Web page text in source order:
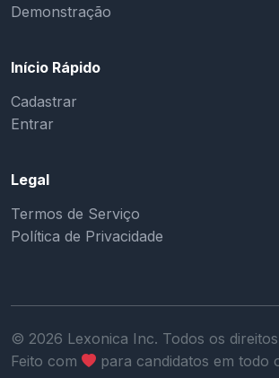
Demonstração
Início Rápido
Cadastrar
Entrar
Legal
Termos de Serviço
Política de Privacidade
© 2026 Lexonica Inc. Todos os
Feito com
para candidatos em todo